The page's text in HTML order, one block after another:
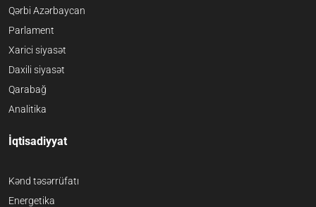
Qərbi Azərbaycan
Parlament
Xarici siyasət
Daxili siyasət
Qarabağ
Analitika
İqtisadiyyat
Kənd təsərrüfatı
Energetika